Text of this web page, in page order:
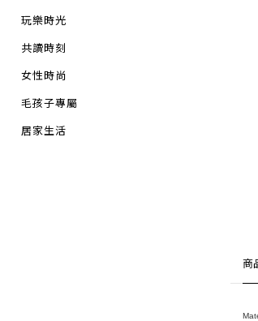
玩樂時光
共讀時刻
女性時尚
毛孩子專屬
居家生活
商